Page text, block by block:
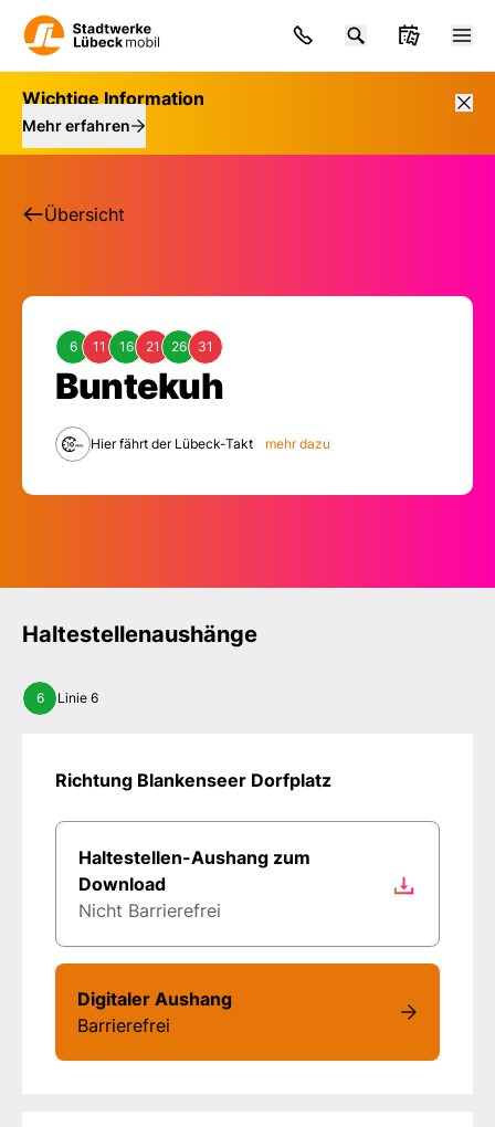
Wichtige Information
Mehr erfahren
Übersicht
Haltestelle:
Buntekuh
6 11 16 21 26 31
Hier fährt der Lübeck-Takt mehr dazu
Haltestellenaushänge
6 Linie 6
Richtung Blankenseer Dorfplatz
Haltestellen-Aushang zum
Download
Nicht Barrierefrei
Digitaler Aushang
Barrierefrei